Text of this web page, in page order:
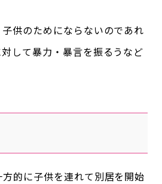
供のためにならないのであれ
して暴力・暴言を振るうなど
的に子供を連れて別居を開始